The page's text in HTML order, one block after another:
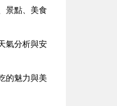
景點、美食
氣分析與安
的魅力與美